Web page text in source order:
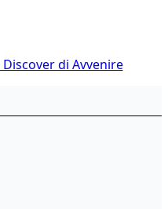
di Avvenire